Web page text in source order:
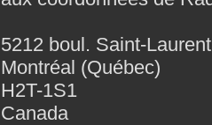
5212 boul. Saint-Laurent
Montréal (Québec)
H2T-1S1
Canada